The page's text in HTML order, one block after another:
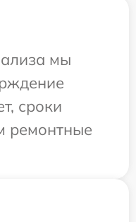
мы
сроки
ремонтные